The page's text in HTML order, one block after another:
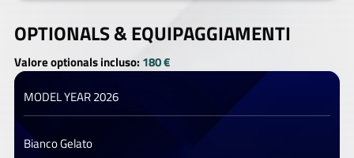
OPTIONALS &EQUIPAGGIAMENTI
Valore optionals incluso: 180 €
MODEL YEAR 2026
Bianco Gelato